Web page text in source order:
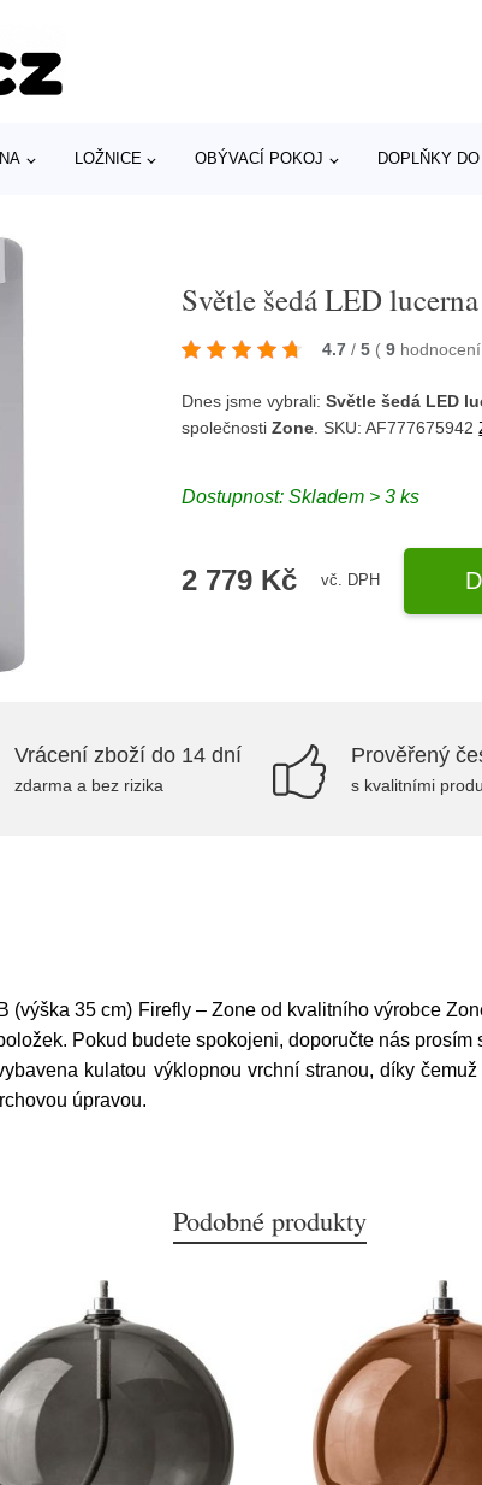
LOŽNICE OBÝVACÍ POKOJ DOPLŇKY
Světle šedá LED
4.7 / 5 ( 9
Dnes jsme vybrali:Světle šedá LED
společnostiZone . SKU: AF777675942
Dostupnost: Skladem > 3 ks
2 779 Kč vč. DPH
Vrácení zboží do 14 dní
zdarma a bez rizika
Prověřený
s kvalitními
(výška 35 cm) Firefly – Zone od kvalitního výrobce
Pokud budete spokojeni, doporučte nás prosím
kulatou výklopnou vrchní stranou, díky
úpravou.
Podobné produkty